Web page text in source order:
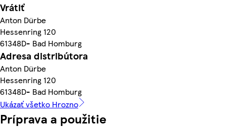
Vrátiť
Anton Dürbe
Hessenring 120
61348D- Bad Homburg
Adresa distribútora
Anton Dürbe
Hessenring 120
61348D- Bad Homburg
Ukázať všetko Hrozno
Príprava a použitie